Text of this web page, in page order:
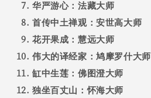
华严游心：法藏大师
首传中土禅观：安世高大师
花开果成：慧远大师
伟大的译经家：鸠摩罗什大师
缸中生莲：佛图澄大师
独坐百丈山：怀海大师